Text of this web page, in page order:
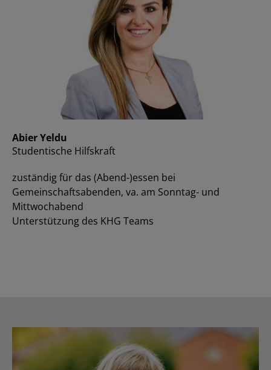
Abier Yeldu
Studentische Hilfskraft
zuständig für das (Abend-)essen bei
Gemeinschaftsabenden, va. am Sonntag- und
Mittwochabend
Unterstützung des KHG Teams